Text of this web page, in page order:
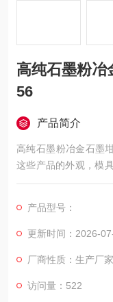
高纯石墨粉冶
56
产品简介
高纯石墨粉冶金石墨
这些产品的外观，模
量。近年来，模具行
成为模具生产的材料。
产品型号：
更新时间：2026-
厂商性质：生产厂家
访问量：522